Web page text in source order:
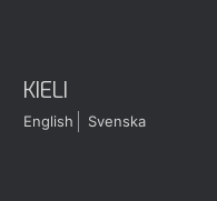
KIELI
English Svenska